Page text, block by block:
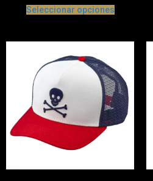
Seleccionar opciones